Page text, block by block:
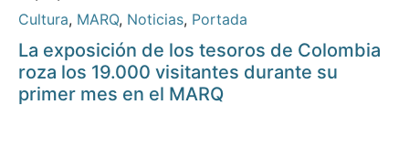
Cultura, MARQ, Noticias, Portada
La exposición de los tesoros de Colombia
roza los 19.000 visitantes durante su
primer mes en el MARQ